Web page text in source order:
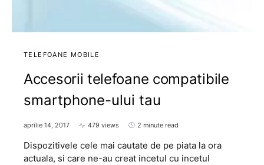
TELEFOANE MOBILE
Accesorii telefoane compatibile
smartphone-ului tau
aprilie 14, 2017 479 views 2 minute read
Dispozitivele cele mai cautate de pe piata la ora
actuala, si care ne-au creat incetul cu incetul